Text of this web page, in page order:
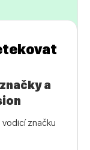
a
značku